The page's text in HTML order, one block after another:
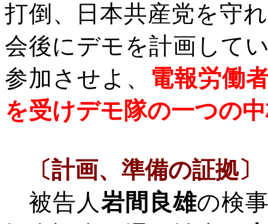
打倒、日本共産党を守
会後にデモを計画して
参加させよ、 電報労働
を受けデモ隊の一つの
〔計画、準備の証拠〕
被告人 岩間良雄の検